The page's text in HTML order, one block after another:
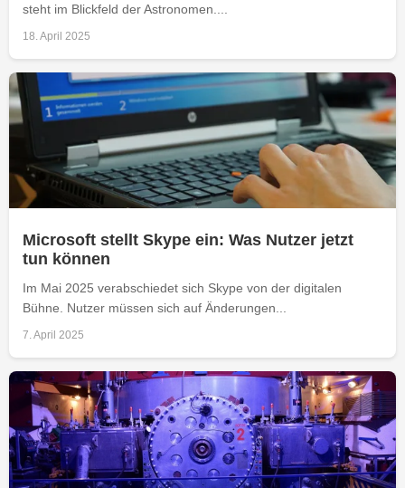
steht im Blickfeld der Astronomen....
18. April 2025
Microsoft stellt Skype ein: Was Nutzer jetzt
tun können
Im Mai 2025 verabschiedet sich Skype von der digitalen
Bühne. Nutzer müssen sich auf Änderungen...
7. April 2025